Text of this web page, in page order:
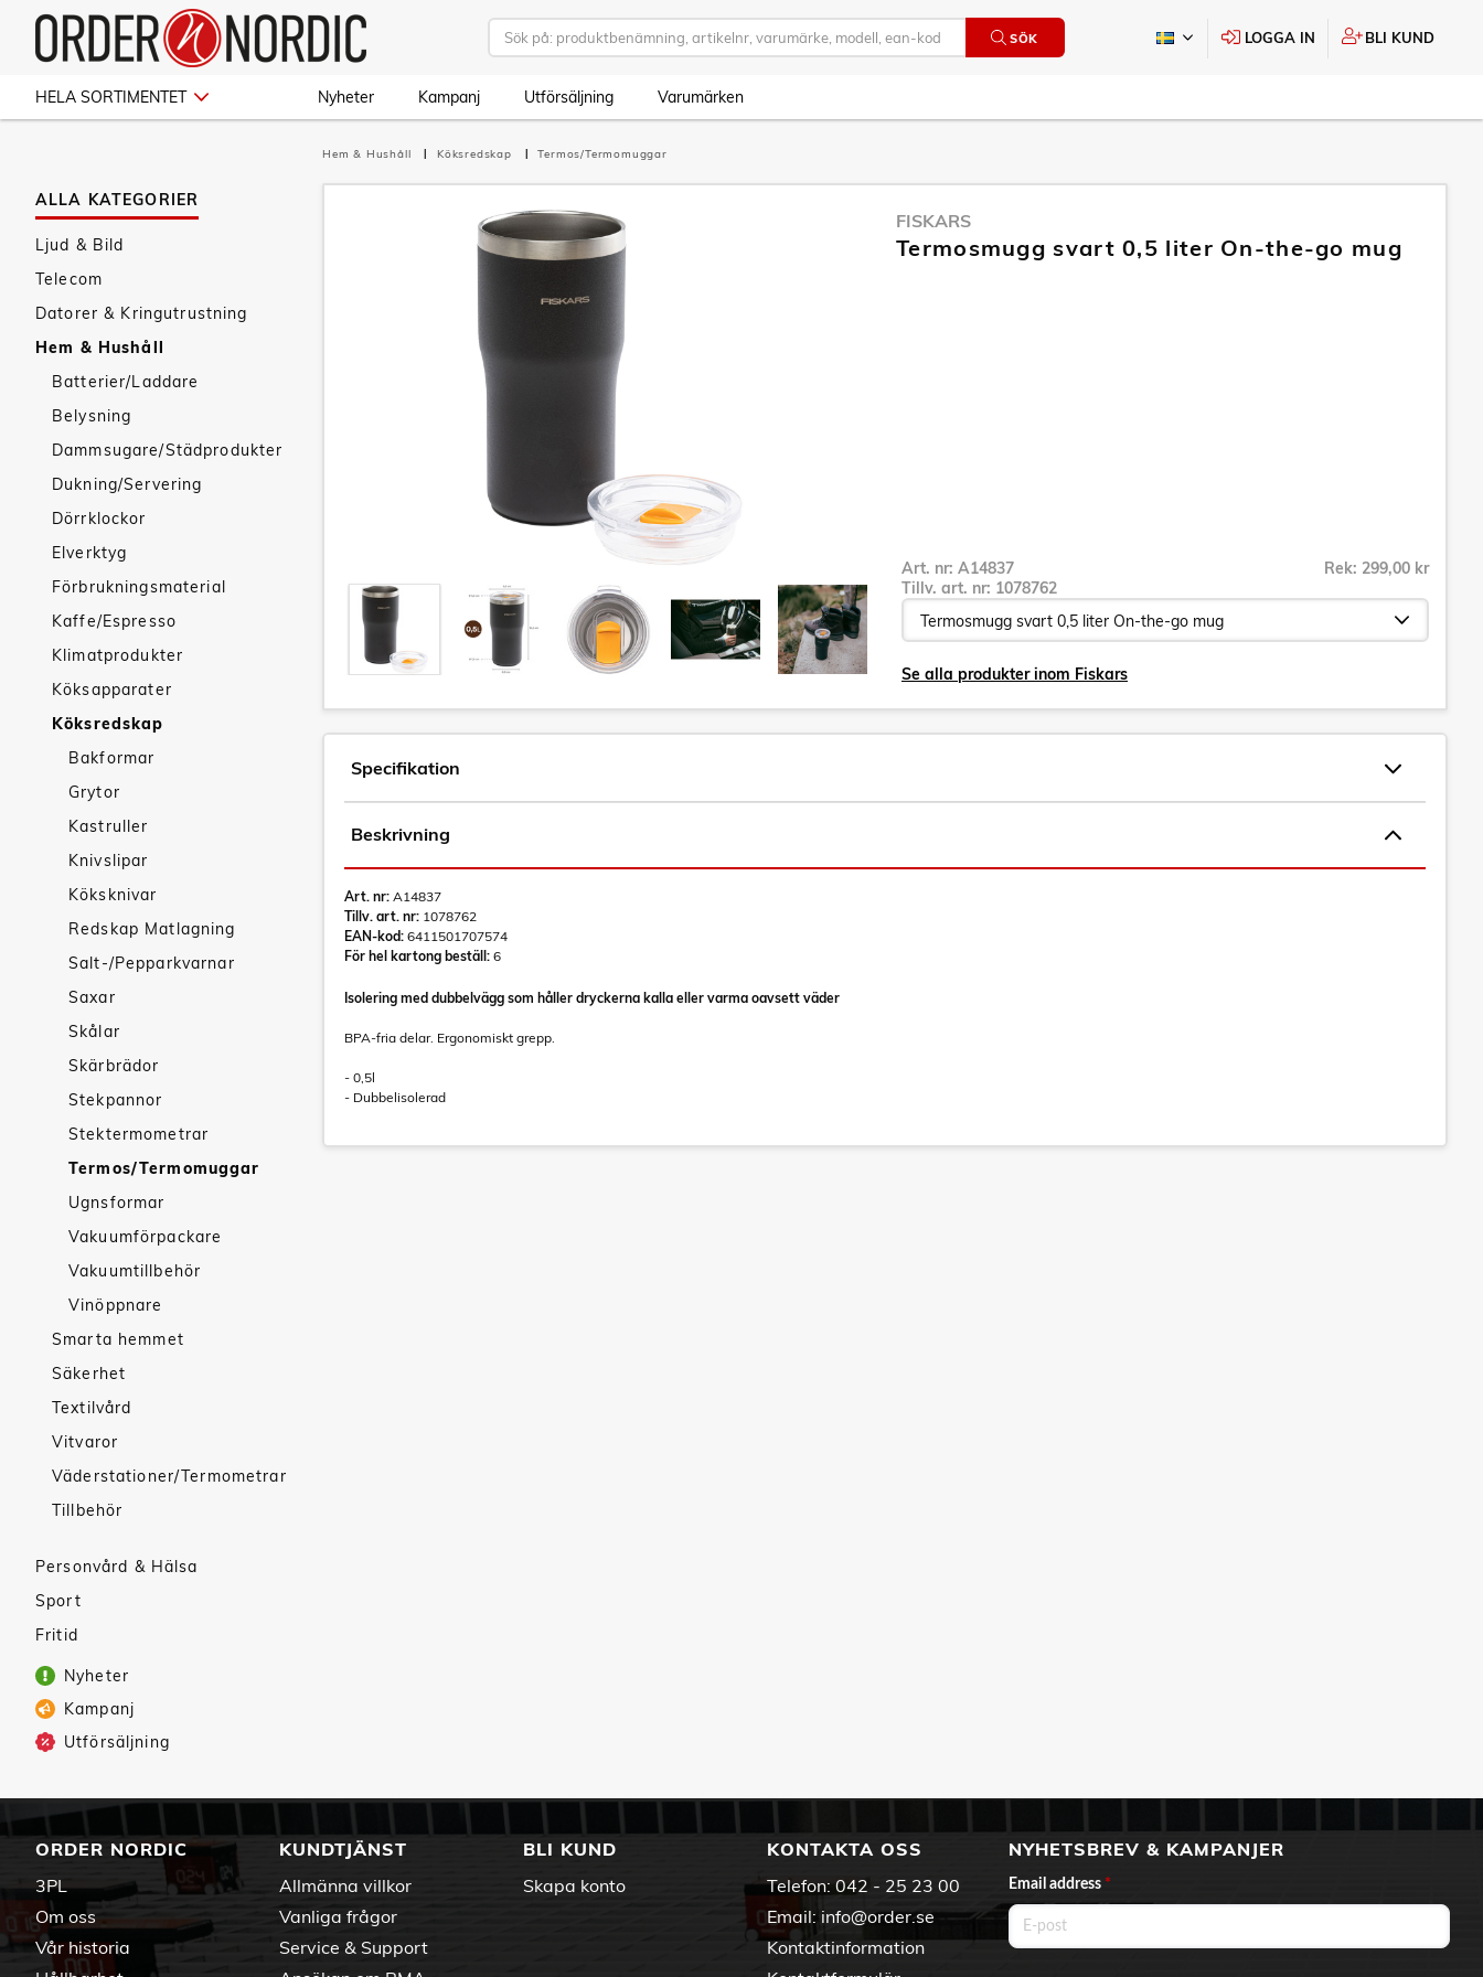
SÖK LOGGA IN BLI KUND
HELA SORTIMENTET Nyheter Kampanj Utförsäljning Varumärken
ALLA KATEGORIER
Ljud & Bild
Telecom
Datorer & Kringutrustning
Hem & Hushåll
Batterier/Laddare
Belysning
Dammsugare/Städprodukter
Dukning/Servering
Dörrklockor
Elverktyg
Förbrukningsmaterial
Kaffe/Espresso
Klimatprodukter
Köksapparater
Köksredskap
Bakformar
Grytor
Kastruller
Knivslipar
Köksknivar
Redskap Matlagning
Salt-/Pepparkvarnar
Saxar
Skålar
Skärbrädor
Stekpannor
Stektermometrar
Termos/Termomuggar
Ugnsformar
Vakuumförpackare
Vakuumtillbehör
Vinöppnare
Smarta hemmet
Säkerhet
Textilvård
Vitvaror
Väderstationer/Termometrar
Tillbehör
Personvård & Hälsa
Sport
Fritid
Nyheter
Kampanj
Utförsäljning
Hem & Hushåll Köksredskap Termos/Termomuggar
FISKARS
Termosmugg svart 0,5 liter On-the-go mug
Art. nr: A14837
Tillv. art. nr: 1078762
Rek: 299,00 kr
Se alla produkter inom Fiskars
Specifikation
Beskrivning
Art. nr: A14837
Tillv. art. nr: 1078762
EAN-kod: 6411501707574
För hel kartong beställ: 6
Isolering med dubbelvägg som håller dryckerna kalla eller varma oavsett väder
BPA-fria delar. Ergonomiskt grepp.
- 0,5l
- Dubbelisolerad
ORDER NORDIC
3PL
Om oss
Vår historia
KUNDTJÄNST
Allmänna villkor
Vanliga frågor
Service & Support
BLI KUND
Skapa konto
KONTAKTA OSS
Telefon: 042 - 25 23 00
Email: info@order.se
Kontaktinformation
NYHETSBREV & KAMPANJER
Email address *